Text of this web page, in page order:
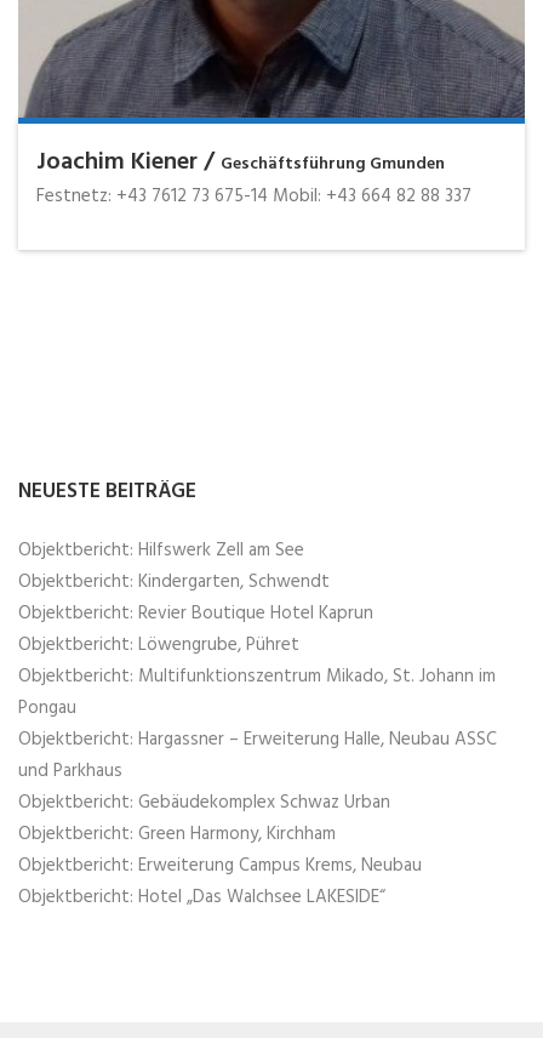
Joachim Kiener / Geschäftsführung Gmunden
Festnetz: +43 7612 73 675-14 Mobil: +43 664 82 88 337
NEUESTE BEITRÄGE
Objektbericht: Hilfswerk Zell am See
Objektbericht: Kindergarten, Schwendt
Objektbericht: Revier Boutique Hotel Kaprun
Objektbericht: Löwengrube, Pühret
Objektbericht: Multifunktionszentrum Mikado, St. Johann im
Pongau
Objektbericht: Hargassner – Erweiterung Halle, Neubau ASSC
und Parkhaus
Objektbericht: Gebäudekomplex Schwaz Urban
Objektbericht: Green Harmony, Kirchham
Objektbericht: Erweiterung Campus Krems, Neubau
Objektbericht: Hotel „Das Walchsee LAKESIDE“